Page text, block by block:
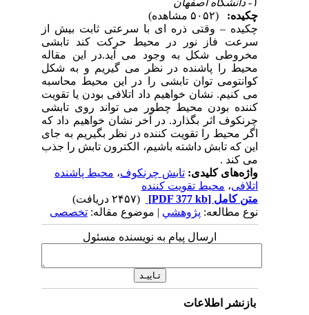
چکیده:
چکیده – وقتی ذره ای با سرعتی ثابت بیش از
سرعت فاز نور در محیط حرکت کند تابشی
مخروطی شکل به وجود می آید.در این مقاله
محیط را پاشنده در نظر می گیریم و به شکل
کوانتومی توان تابشی را در این محیط محاسبه
می کنیم. نشان خواهیم داد اتلافی بودن یا تقویت
کننده بودن محیط چطور می تواند روی تابشی
چرنکوف اثر بگذارد. در آخر نشان خواهیم داد که
اگر محیط را تقویت کننده در نظر بگیریم به جای
این که تابش داشته باشیم، الکترون تابش را جذب
می کند .
واژه‌های کلیدی:تابش چرنکوف،محیط پاشنده
اتلافی،محیط تقویت کننده
متن کامل[PDF 377 kb]
نوع مطالعه:پژوهشي| موضوع مقاله:تخصصی
ارسال پیام به نویسنده مسئول
بازنشر اطلاعات